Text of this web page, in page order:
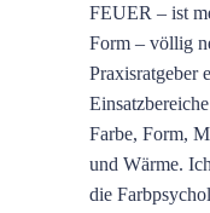
FEUER – ist
Form – völlig
Praxisratgeber
Farbe, Form,
und Wärme.
die